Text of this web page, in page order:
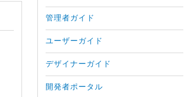
管理者ガイド
ユーザーガイド
デザイナーガイド
開発者ポータル